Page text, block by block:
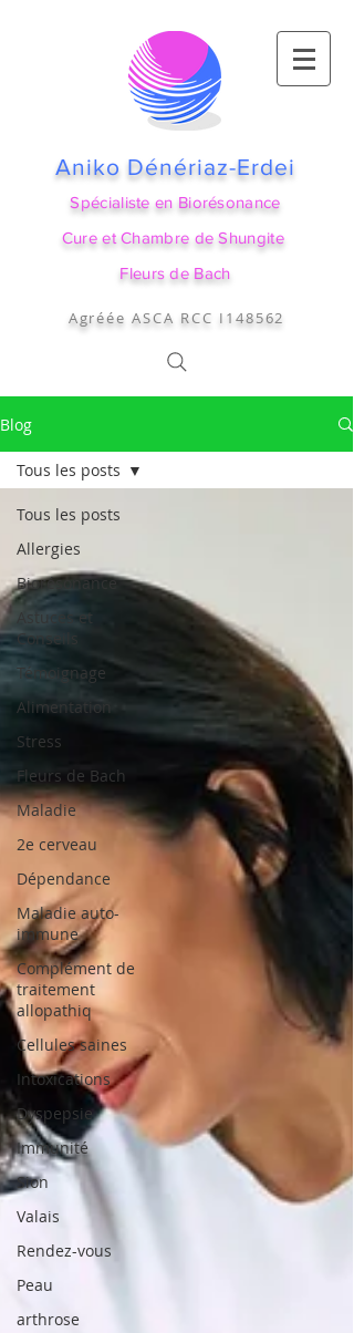
Aniko Dénériaz-Erdei
Spécialiste en Biorésonance
Cure et Chambre de Shungite
Fleurs de Bach
Agréée ASCA RCC I148562
Blog
Tous les posts
Allergies
Biorésonance
Astuces et
Conseils
Témoignage
Alimentation
Stress
Fleurs de Bach
Maladie
2e cerveau
Dépendance
Maladie auto-
immune
Complément de
traitement
allopathiq
Cellules saines
Intoxications
Dyspepsie
Immunité
Sion
Valais
Rendez-vous
Peau
arthrose
Tous les posts